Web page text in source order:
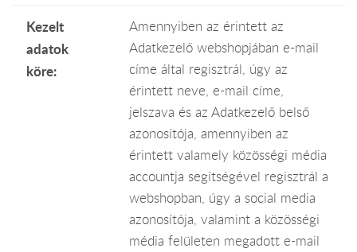
Kezelt
adatok
köre:
Amennyiben az érintett az
Adatkezelő webshopjában e-mail
címe által regisztrál, úgy az
érintett neve, e-mail címe,
jelszava és az Adatkezelő belső
azonosítója, amennyiben az
érintett valamely közösségi média
accountja segítségével regisztrál a
webshopban, úgy a social media
azonosítója, valamint a közösségi
média felületen megadott e-mail